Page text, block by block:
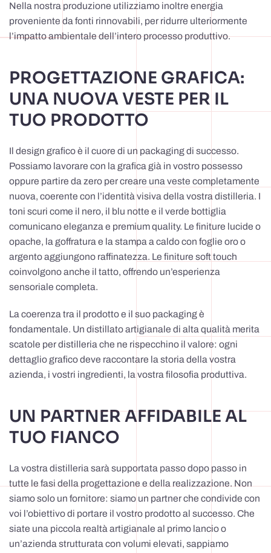
Nella nostra produzione utilizziamo inoltre energia
proveniente da fonti rinnovabili, per ridurre ulteriormente
l’impatto ambientale dell’intero processo produttivo.
PROGETTAZIONE GRAFICA:
UNA NUOVA VESTE PER IL
TUO PRODOTTO
Il design grafico è il cuore di un packaging di successo.
Possiamo lavorare con la grafica già in vostro possesso
oppure partire da zero per creare una veste completamente
nuova, coerente con l’identità visiva della vostra distilleria. I
toni scuri come il nero, il blu notte e il verde bottiglia
comunicano eleganza e premium quality. Le finiture lucide o
opache, la goffratura e la stampa a caldo con foglie oro o
argento aggiungono raffinatezza. Le finiture soft touch
coinvolgono anche il tatto, offrendo un’esperienza
sensoriale completa.
La coerenza tra il prodotto e il suo packaging è
fondamentale. Un distillato artigianale di alta qualità merita
scatole per distilleria che ne rispecchino il valore: ogni
dettaglio grafico deve raccontare la storia della vostra
azienda, i vostri ingredienti, la vostra filosofia produttiva.
UN PARTNER AFFIDABILE AL
TUO FIANCO
La vostra distilleria sarà supportata passo dopo passo in
tutte le fasi della progettazione e della realizzazione. Non
siamo solo un fornitore: siamo un partner che condivide con
voi l’obiettivo di portare il vostro prodotto al successo. Che
siate una piccola realtà artigianale al primo lancio o
un’azienda strutturata con volumi elevati, sappiamo